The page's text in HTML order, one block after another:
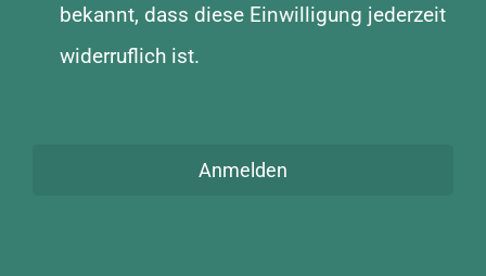
bekannt, dass diese Einwilligung jederzeit
widerruflich ist.
Anmelden